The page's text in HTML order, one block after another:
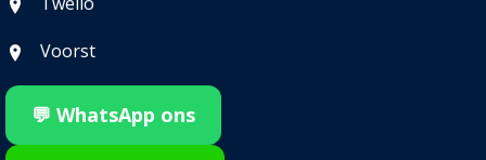
Voorst
💬 WhatsApp ons